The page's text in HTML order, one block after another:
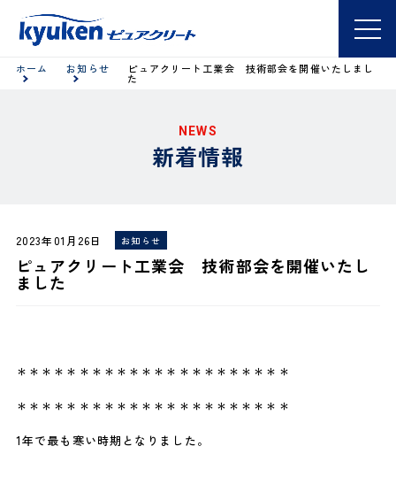
ホーム お知らせ ピュアクリート工業会 技術部会を開催いたしまし
た
NEWS
新着情報
2023年01月26日 お知らせ
ピュアクリート工業会 技術部会を開催いたし
ました
＊＊＊＊＊＊＊＊＊＊＊＊＊＊＊＊＊＊＊＊＊＊
＊＊＊＊＊＊＊＊＊＊＊＊＊＊＊＊＊＊＊＊＊＊
1年で最も寒い時期となりました。